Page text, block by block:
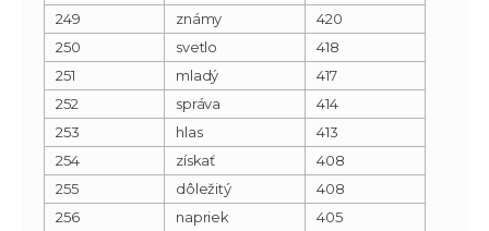
249
známy
420
250
svetlo
418
251
mladý
417
252
správa
414
253
hlas
413
254
získať
408
255
dôležitý
408
256
napriek
405